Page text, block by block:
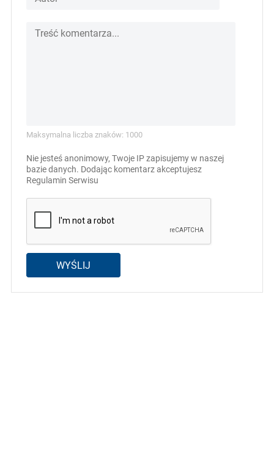
Maksymalna liczba znaków: 1000
Nie jesteś anonimowy, Twoje IP zapisujemy w naszej
bazie danych. Dodając komentarz akceptujesz
Regulamin Serwisu
WYŚLIJ